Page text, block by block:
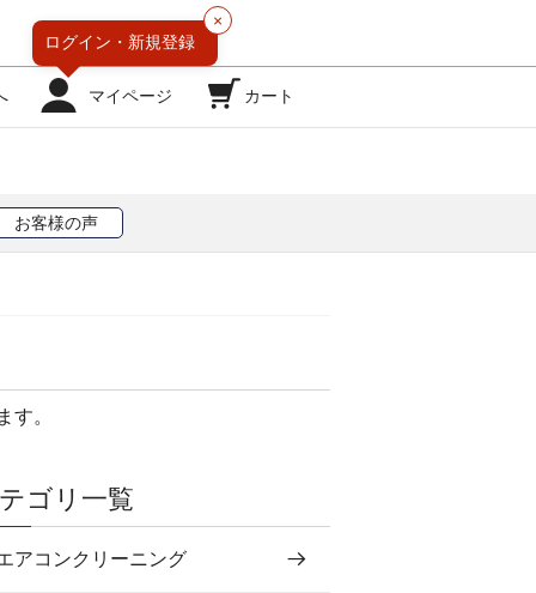
マイページ
×
ログイン・ 新規登録
カート
お客様の声
す。
ゴリ一覧
アコンクリーニング